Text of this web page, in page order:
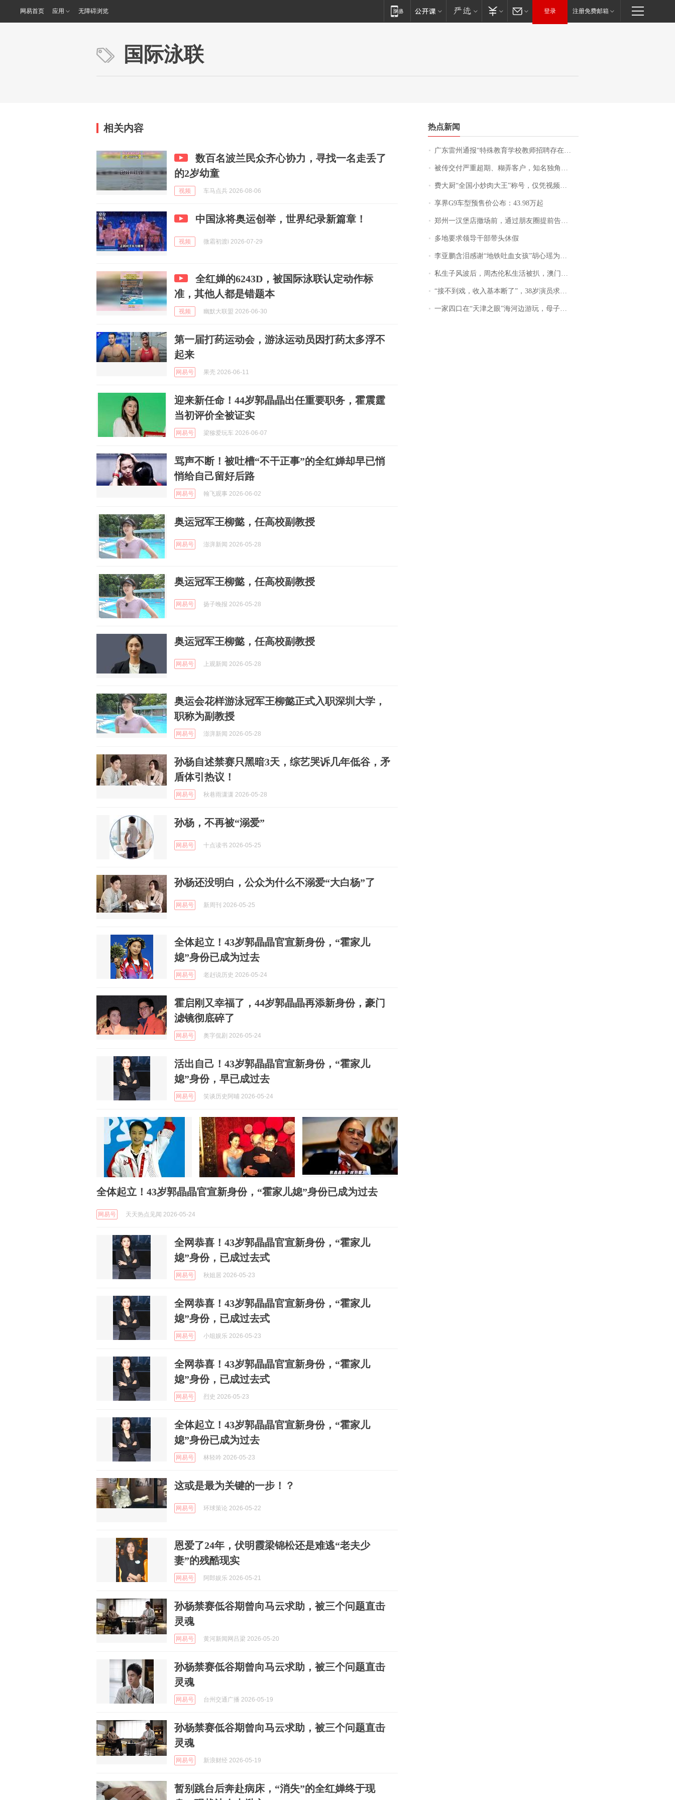
网易首页 应用 无障碍浏览 登录 注册免费邮箱
国际泳联
相关内容
数百名波兰民众齐心协力，寻找一名走丢了
的2岁幼童
视频 车马点兵 2026-08-06
中国泳将奥运创举，世界纪录新篇章！
视频 微霜初渡i 2026-07-29
全红婵的6243D，被国际泳联认定动作标
准，其他人都是错题本
视频 幽默大联盟 2026-06-30
第一届打药运动会，游泳运动员因打药太多浮不
起来
网易号 果壳 2026-06-11
迎来新任命！44岁郭晶晶出任重要职务，霍震霆
当初评价全被证实
网易号 梁猕爱玩车 2026-06-07
骂声不断！被吐槽“不干正事”的全红婵却早已悄
悄给自己留好后路
网易号 翰飞观事 2026-06-02
奥运冠军王柳懿，任高校副教授
网易号 澎湃新闻 2026-05-28
奥运冠军王柳懿，任高校副教授
网易号 扬子晚报 2026-05-28
奥运冠军王柳懿，任高校副教授
网易号 上观新闻 2026-05-28
奥运会花样游泳冠军王柳懿正式入职深圳大学，
职称为副教授
网易号 澎湃新闻 2026-05-28
孙杨自述禁赛只黑暗3天，综艺哭诉几年低谷，矛
盾体引热议！
网易号 秋巷雨潇潇 2026-05-28
孙杨，不再被“溺爱”
网易号 十点读书 2026-05-25
孙杨还没明白，公众为什么不溺爱“大白杨”了
网易号 新周刊 2026-05-25
全体起立！43岁郭晶晶官宣新身份，“霍家儿
媳”身份已成为过去
网易号 老赳说历史 2026-05-24
霍启刚又幸福了，44岁郭晶晶再添新身份，豪门
滤镜彻底碎了
网易号 奥字侃剧 2026-05-24
活出自己！43岁郭晶晶官宣新身份，“霍家儿
媳”身份，早已成过去
网易号 笑谈历史阿晡 2026-05-24
全体起立！43岁郭晶晶官宣新身份，“霍家儿媳”身份已成为过去
网易号 天天热点见闻 2026-05-24
全网恭喜！43岁郭晶晶官宣新身份，“霍家儿
媳”身份，已成过去式
网易号 秋姐居 2026-05-23
全网恭喜！43岁郭晶晶官宣新身份，“霍家儿
媳”身份，已成过去式
网易号 小俎娱乐 2026-05-23
全网恭喜！43岁郭晶晶官宣新身份，“霍家儿
媳”身份，已成过去式
网易号 烈史 2026-05-23
全体起立！43岁郭晶晶官宣新身份，“霍家儿
媳”身份已成为过去
网易号 林轻吟 2026-05-23
这或是最为关键的一步！？
网易号 环球策论 2026-05-22
恩爱了24年，伏明霞梁锦松还是难逃“老夫少
妻”的残酷现实
网易号 阿郎娱乐 2026-05-21
孙杨禁赛低谷期曾向马云求助，被三个问题直击
灵魂
网易号 黄河新闻网吕梁 2026-05-20
孙杨禁赛低谷期曾向马云求助，被三个问题直击
灵魂
网易号 台州交通广播 2026-05-19
孙杨禁赛低谷期曾向马云求助，被三个问题直击
灵魂
网易号 新浪财经 2026-05-19
暂别跳台后奔赴病床，“消失”的全红婵终于现
热点新闻
广东雷州通报“特殊教育学校教师招聘存在违规行为”：已启动问责程序 副校长被停职
被传交付严重超期、糊弄客户，知名独角兽车企创始人回应：都没证据，将依法采取措施，“本人长期与美国交管局保持沟通，对方表示肯定”
费大厨“全国小炒肉大王”称号，仅凭视频评出？中国烹饪协会回应
享界G9车型预售价公布：43.98万起
郑州一汉堡店撤场前，通过朋友圈提前告知逐一退费，有顾客仅剩1元也全被退回，分文不少；顾客：言而有信，让人感动
多地要求领导干部带头休假
李亚鹏含泪感谢“地铁吐血女孩”胡心瑶为嫣然天使捐99999元：这份捐赠太沉重，尊重其捐赠意愿，个人向胡心瑶和她的病友之家各捐赠99999元
私生子风波后，周杰伦私生活被扒，澳门输10亿传闻早已经水落石出
“接不到戏，收入基本断了”，38岁演员求职景区NPC：工作量断崖式下跌，留给我试错的时间不多了
一家四口在“天津之眼”海河边游玩，母子俩不幸溺亡